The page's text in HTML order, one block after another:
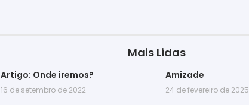
Mais Lidas
Artigo: Onde iremos?
16 de setembro de 2022
Amizade
24 de fevereiro de 2025